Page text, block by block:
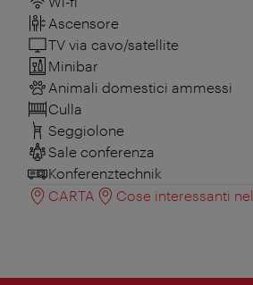
Ascensore
TV via cavo/satellite
Minibar
Animali domestici ammessi
Culla
Seggiolone
Sale conferenza
Konferenztechnik
CARTA
Cose interessanti